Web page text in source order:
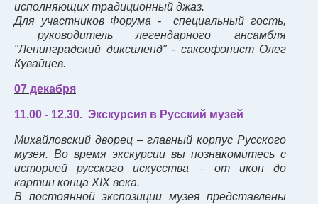
исполняющих традиционный джаз.
Для участников Форума - специальный гость,
руководитель легендарного ансамбля
"Ленинградский диксиленд" - саксофонист Олег
Кувайцев.
07 декабря
11.00 - 12.30. Экскурсия в Русский музей
Михайловский дворец – главный корпус Русского
музея. Во время экскурсии вы познакомитесь с
историей русского искусства – от икон до
картин конца XIX века.
В постоянной экспозиции музея представлены